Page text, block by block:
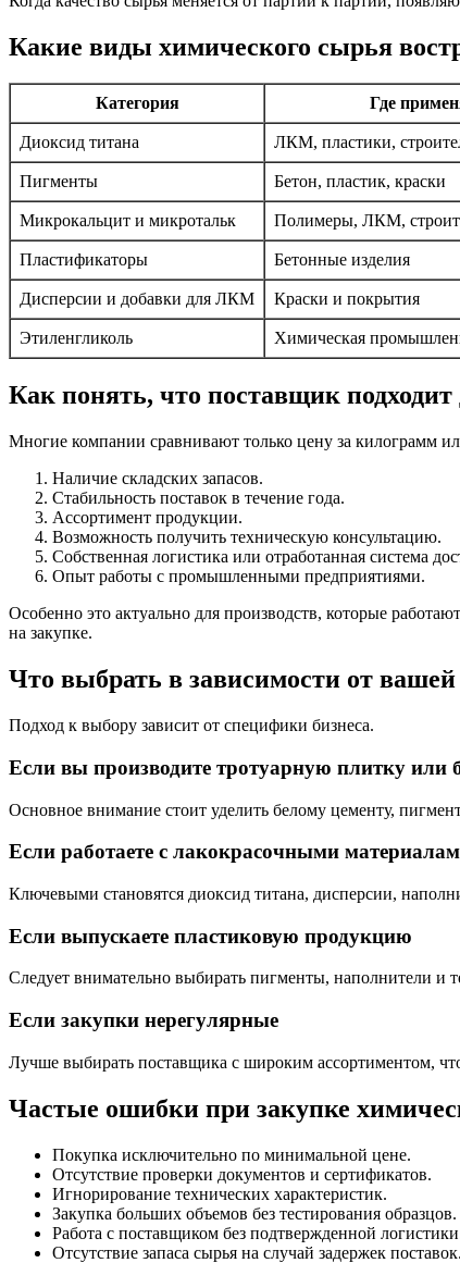
Какие виды химического сырья
Категория Где
Диоксид титана ЛКМ, пластики,
Пигменты Бетон, пластик, краски
Микрокальцит и микротальк Полимеры, ЛКМ,
Пластификаторы Бетонные изделия
Дисперсии и добавки для ЛКМ Краски и покрытия
Этиленгликоль Химическая
Как понять, что поставщик подходит
Многие компании сравнивают только цену за килограмм
Наличие складских запасов.
Стабильность поставок в течение года.
Ассортимент продукции.
Возможность получить техническую консультацию.
Собственная логистика или отработанная система
Опыт работы с промышленными предприятиями.
Особенно это актуально для производств, которые
на закупке.
Что выбрать в зависимости от вашей
Подход к выбору зависит от специфики бизнеса.
Если вы производите тротуарную плитку или
Основное внимание стоит уделить белому цементу,
Если работаете с лакокрасочными
Ключевыми становятся диоксид титана, дисперсии,
Если выпускаете пластиковую продукцию
Следует внимательно выбирать пигменты, наполнители и
Если закупки нерегулярные
Лучше выбирать поставщика с широким ассортиментом,
Частые ошибки при закупке
Покупка исключительно по минимальной цене.
Отсутствие проверки документов и сертификатов.
Игнорирование технических характеристик.
Закупка больших объемов без тестирования образцов.
Работа с поставщиком без подтвержденной
Отсутствие запаса сырья на случай задержек поставок.